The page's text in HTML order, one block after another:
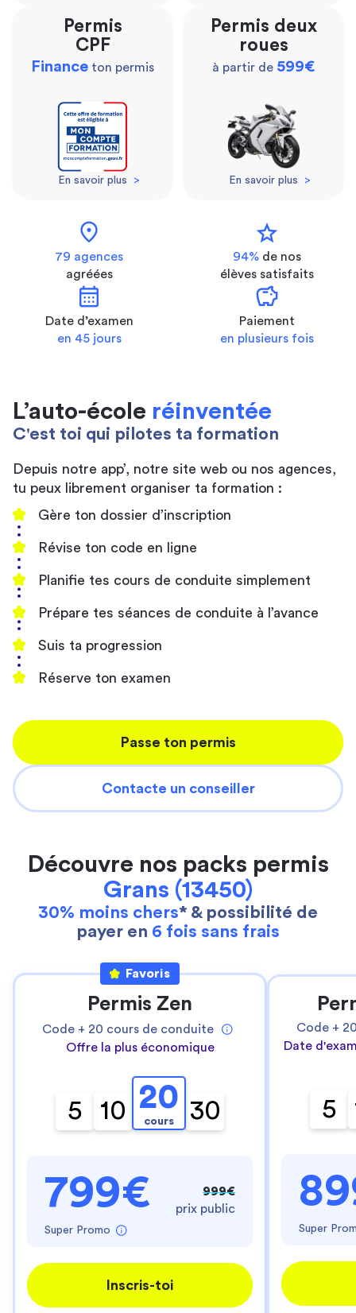
Permis
CPF
Finance ton permis
En savoir plus >
Permis deux
roues
à partir de 599€
En savoir plus >
location_on
79 agences
agréées
star
94% de nos
élèves satisfaits
calendar_month
Date d’examen
en 45 jours
savings
Paiement
en plusieurs fois
L’auto-école réinventée
C'est toi qui pilotes ta formation
Depuis notre app’, notre site web ou nos agences,
tu peux librement organiser ta formation :
Gère ton dossier d’inscription
Révise ton code en ligne
Planifie tes cours de conduite simplement
Prépare tes séances de conduite à l’avance
Suis ta progression
Réserve ton examen
Passe ton permis
Contacte un conseiller
Découvre nos packs permis
Grans (13450)
30% moins chers* & possibilité de
payer en 6 fois sans frais
Favoris
Permis Zen
Code + 20 cours de conduite
Offre la plus économique
5 10 20
cours 30
799€
Super Promo
999€
prix public
Inscris-toi
Code +
Date
5
Super